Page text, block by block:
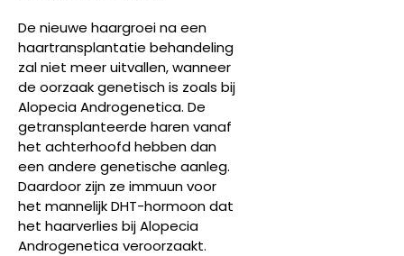
De nieuwe haargroei na een
haartransplantatie behandeling
zal niet meer uitvallen, wanneer
de oorzaak genetisch is zoals bij
Alopecia Androgenetica. De
getransplanteerde haren vanaf
het achterhoofd hebben dan
een andere genetische aanleg.
Daardoor zijn ze immuun voor
het mannelijk DHT-hormoon dat
het haarverlies bij Alopecia
Androgenetica veroorzaakt.